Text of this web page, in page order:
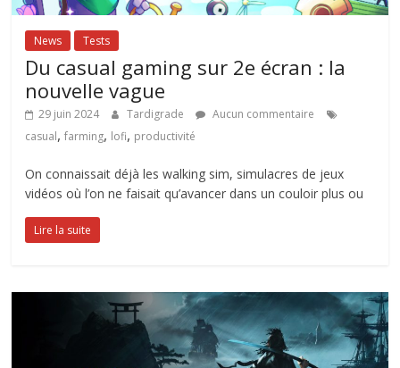
News Tests
Du casual gaming sur 2e écran : la
nouvelle vague
29 juin 2024 Tardigrade
Aucun commentaire
casual,farming, lofi, productivité
On connaissait déjà les walking sim, simulacres de jeux
vidéos où l’on ne faisait qu’avancer dans un couloir plus ou
Lire la suite